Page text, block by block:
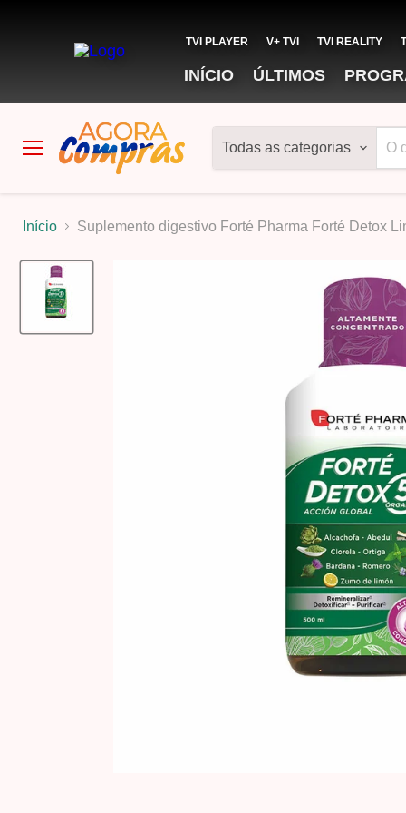
TVI PLAYER V+ TVI TVI REALITY
INÍCIO ÚLTIMOS
Menu
Todas as categorias
Início Suplemento digestivo Forté Pharma Forté Detox